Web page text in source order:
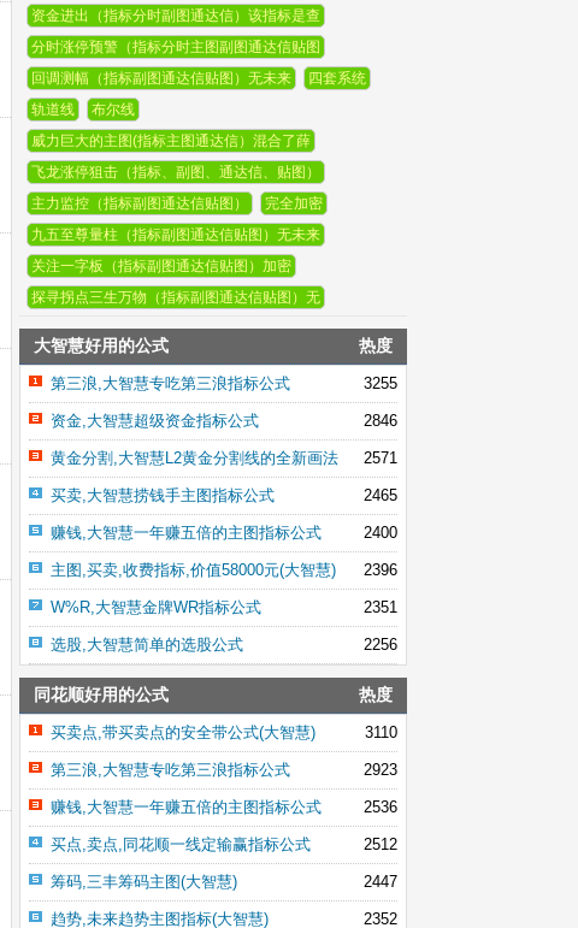
资金进出（指标分时副图通达信）该指标是查
分时涨停预警（指标分时主图副图通达信贴图
回调测幅（指标副图通达信贴图）无未来
四套系统
轨道线
布尔线
威力巨大的主图(指标主图通达信）混合了薛
飞龙涨停狙击（指标、副图、通达信、贴图）
主力监控（指标副图通达信贴图）
完全加密
九五至尊量柱（指标副图通达信贴图）无未来
关注一字板（指标副图通达信贴图）加密
探寻拐点三生万物（指标副图通达信贴图）无
大智慧好用的公式 热度
第三浪,大智慧专吃第三浪指标公式 3255
资金,大智慧超级资金指标公式 2846
黄金分割,大智慧L2黄金分割线的全新画法 2571
买卖,大智慧捞钱手主图指标公式 2465
赚钱,大智慧一年赚五倍的主图指标公式 2400
主图,买卖,收费指标,价值58000元(大智慧) 2396
W%R,大智慧金牌WR指标公式 2351
选股,大智慧简单的选股公式 2256
同花顺好用的公式 热度
买卖点,带买卖点的安全带公式(大智慧) 3110
第三浪,大智慧专吃第三浪指标公式 2923
赚钱,大智慧一年赚五倍的主图指标公式 2536
买点,卖点,同花顺一线定输赢指标公式 2512
筹码,三丰筹码主图(大智慧) 2447
趋势,未来趋势主图指标(大智慧) 2352